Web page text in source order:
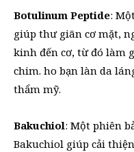
Botulinum Peptide:
giúp thư giãn cơ mặt,
kinh đến cơ, từ đó làm
chim. ho bạn làn da
thẩm mỹ.
Bakuchiol: Một phiên
Bakuchiol giúp cải